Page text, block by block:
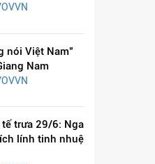
nói Việt Nam"
Nam
trưa 29/6: Nga
lính tinh nhuệ